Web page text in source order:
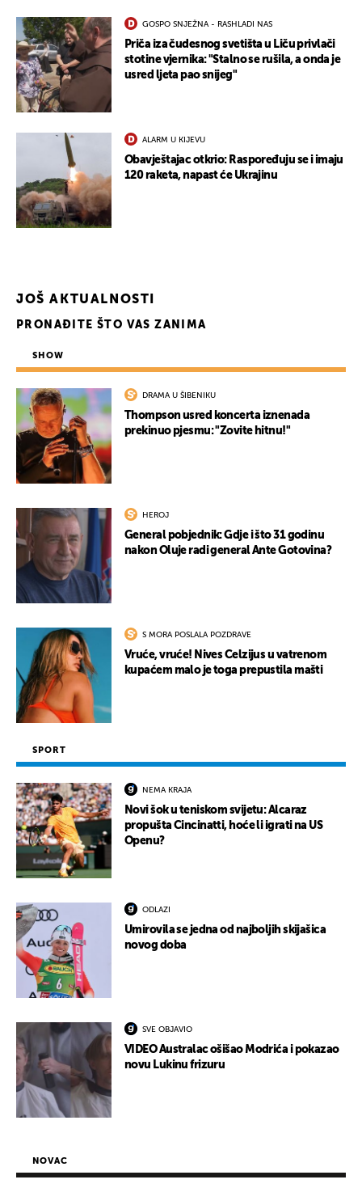
GOSPO SNJEŽNA - RASHLADI NAS
Priča iza čudesnog svetišta u Liču privlači
stotine vjernika: "Stalno se rušila, a onda je
usred ljeta pao snijeg"
ALARM U KIJEVU
Obavještajac otkrio: Raspoređuju se i imaju
120 raketa, napast će Ukrajinu
JOŠ AKTUALNOSTI
PRONAĐITE ŠTO VAS ZANIMA
SHOW
DRAMA U ŠIBENIKU
Thompson usred koncerta iznenada
prekinuo pjesmu: "Zovite hitnu!"
HEROJ
General pobjednik: Gdje i što 31 godinu
nakon Oluje radi general Ante Gotovina?
S MORA POSLALA POZDRAVE
Vruće, vruće! Nives Celzijus u vatrenom
kupaćem malo je toga prepustila mašti
SPORT
NEMA KRAJA
Novi šok u teniskom svijetu: Alcaraz
propušta Cincinatti, hoće li igrati na US
Openu?
ODLAZI
Umirovila se jedna od najboljih skijašica
novog doba
SVE OBJAVIO
VIDEO Australac ošišao Modrića i pokazao
novu Lukinu frizuru
NOVAC